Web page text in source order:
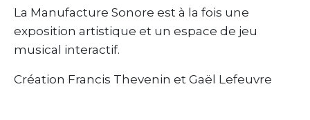
La Manufacture Sonore est à la fois une
exposition artistique et un espace de jeu
musical interactif.
Création Francis Thevenin et Gaël Lefeuvre